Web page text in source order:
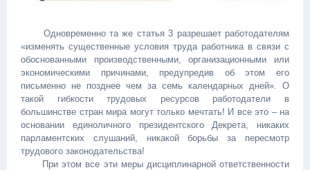
Одновременно та же статья 3 разрешает работодателям
«изменять существенные условия труда работника в связи с
обоснованными производственными, организационными или
экономическими причинами, предупредив об этом его
письменно не позднее чем за семь календарных дней». О
такой гибкости трудовых ресурсов работодатели в
большинстве стран мира могут только мечтать! И все это – на
основании единоличного президентского Декрета, никаких
парламентских слушаний, никакой борьбы за пересмотр
трудового законодательства!
При этом все эти меры дисциплинарной ответственности